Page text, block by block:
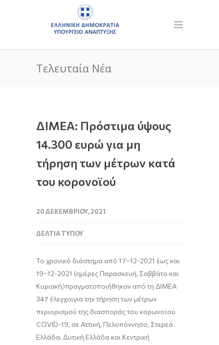
Τελευταία Νέα
ΔΙΜΕΑ: Πρόστιμα ύψους
14.300 ευρώ για μη
τήρηση των μέτρων κατά
του κορονοϊού
20 ΔΕΚΕΜΒΡΊΟΥ, 2021
ΔΕΛΤΊΑ ΤΎΠΟΥ
Το χρονικό διάστημα από 17–12-2021 έως και
19–12-2021 (ημέρες Παρασκευή, Σαββάτο και
Κυριακή)πραγματοποιήθηκαν από τη ΔΙΜΕΑ
347 έλεγχοιγια την τήρηση των μέτρων
περιορισμού της διασποράς του κορωνοϊού
COVID-19, σε Αττική, Πελοπόννησο, Στερεά
Ελλάδα, Δυτική Ελλάδα και Κεντρική